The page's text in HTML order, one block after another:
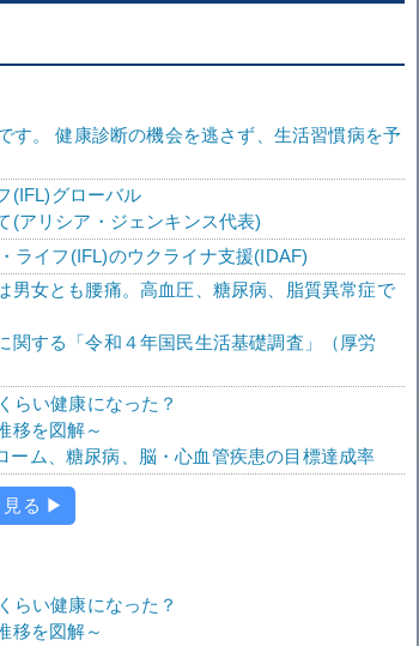
す。 健康診断の機会を逃さず、生活習慣病を予
(IFL)グローバル
(アリシア・ジェンキンス代表)
ライフ(IFL)のウクライナ支援(IDAF)
男女とも腰痛。高血圧、糖尿病、脂質異常症で
関する「令和４年国民生活基礎調査」（厚労
らい健康になった？
移を図解～
ーム、糖尿病、脳・心血管疾患の目標達成率
見る ▶
らい健康になった？
移を図解～